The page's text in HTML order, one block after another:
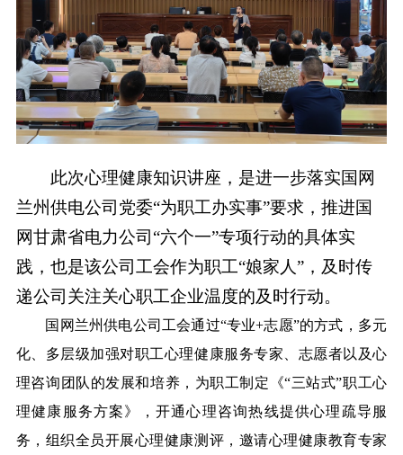
此次心理健康知识讲座，是进一步落实国网
兰州供电公司党委“为职工办实事”要求，推进国
网甘肃省电力公司“六个一”专项行动的具体实
践，也是该公司工会作为职工“娘家人”，及时传
递公司关注关心职工企业温度的及时行动。
国网兰州供电公司工会通过“专业+志愿”的方式，多元
化、多层级加强对职工心理健康服务专家、志愿者以及心
理咨询团队的发展和培养，为职工制定《“三站式”职工心
理健康服务方案》，开通心理咨询热线提供心理疏导服
务，组织全员开展心理健康测评，邀请心理健康教育专家